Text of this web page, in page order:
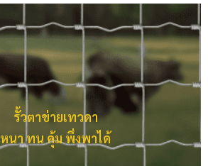
รั้วตาข่ายเทวดา
หนา ทน คุ้ม พึ่งพาได้